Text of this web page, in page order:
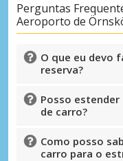
Perguntas
Aeroporto de
O que eu devo
reserva?
Posso
de carro?
Como posso
carro para o